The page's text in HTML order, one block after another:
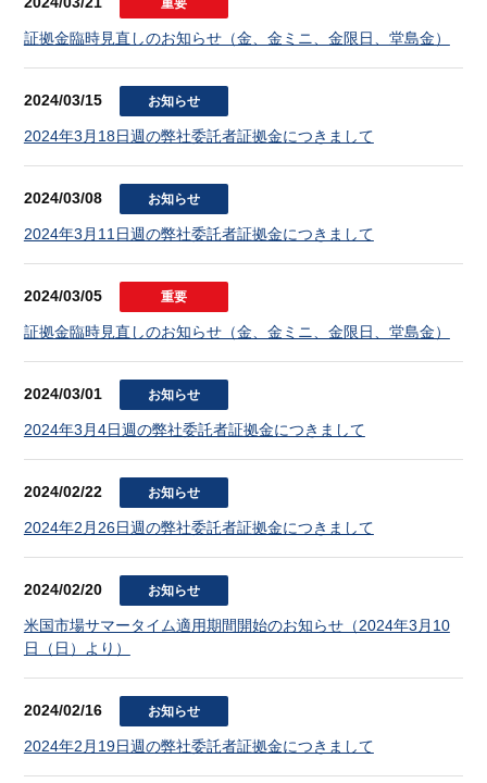
重要
証拠金臨時見直しのお知らせ（金、金ミニ、金限日、堂島金）
2024/03/15 お知らせ
2024年3月18日週の弊社委託者証拠金につきまして
2024/03/08 お知らせ
2024年3月11日週の弊社委託者証拠金につきまして
2024/03/05 重要
証拠金臨時見直しのお知らせ（金、金ミニ、金限日、堂島金）
2024/03/01 お知らせ
2024年3月4日週の弊社委託者証拠金につきまして
2024/02/22 お知らせ
2024年2月26日週の弊社委託者証拠金につきまして
2024/02/20 お知らせ
米国市場サマータイム適用期間開始のお知らせ（2024年3月10
日（日）より）
2024/02/16 お知らせ
2024年2月19日週の弊社委託者証拠金につきまして